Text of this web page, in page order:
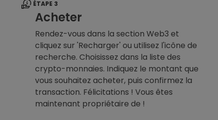
ÉTAPE 3
Acheter
Rendez-vous dans la section Web3 et
cliquez sur 'Recharger' ou utilisez l'icône de
recherche. Choisissez dans la liste des
crypto-monnaies. Indiquez le montant que
vous souhaitez acheter, puis confirmez la
transaction. Félicitations ! Vous êtes
maintenant propriétaire de !